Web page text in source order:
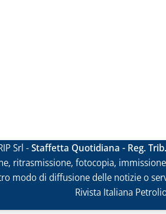
Srl -Staffetta Quotidiana - Reg.
ritrasmissione, fotocopia,
modo di diffusione delle notizie o
Rivista Italiana